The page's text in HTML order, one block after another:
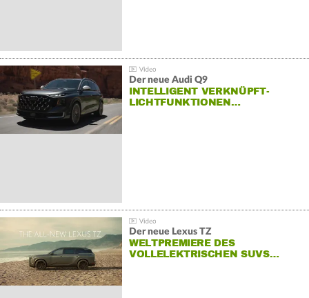
Der neue Audi Q9
INTELLIGENT VERKNÜPFT-
LICHTFUNKTIONEN…
Der neue Lexus TZ
WELTPREMIERE DES
VOLLELEKTRISCHEN SUVS…